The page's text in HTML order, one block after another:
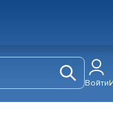
Войти